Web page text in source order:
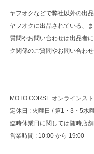
ヤフオクなどで弊社以外の出
ヤフオクに出品されている、
質問やお問い合わせは出品者
ク関係のご質問やお問い合わ
MOTO CORSE オンラインス
定休日 : 火曜日 / 第1・3・5水
臨時休業日に関しては随時店
営業時間 : 10:00 から 19:00